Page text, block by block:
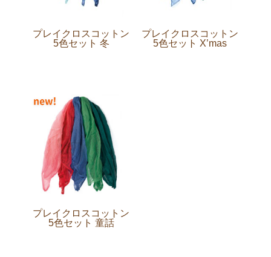
プレイクロスコットン
5色セット 冬
プレイクロスコットン
5色セット X’mas
プレイクロスコットン
5色セット 童話